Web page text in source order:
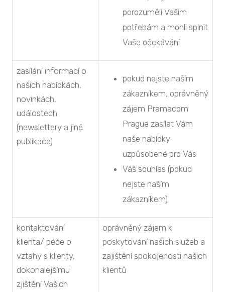
porozuměli Vašim
potřebám a mohli splnit
Vaše očekávání
zasílání informací o
našich nabídkách,
novinkách,
událostech
(newslettery a jiné
publikace)
pokud nejste naším
zákazníkem, oprávněný
zájem Pramacom
Prague zasílat Vám
naše nabídky
uzpůsobené pro Vás
Váš souhlas (pokud
nejste naším
zákazníkem)
kontaktování
klienta/ péče o
vztahy s klienty,
dokonalejšímu
zjištění Vašich
oprávněný zájem k
poskytování našich služeb a
zajištění spokojenosti našich
klientů